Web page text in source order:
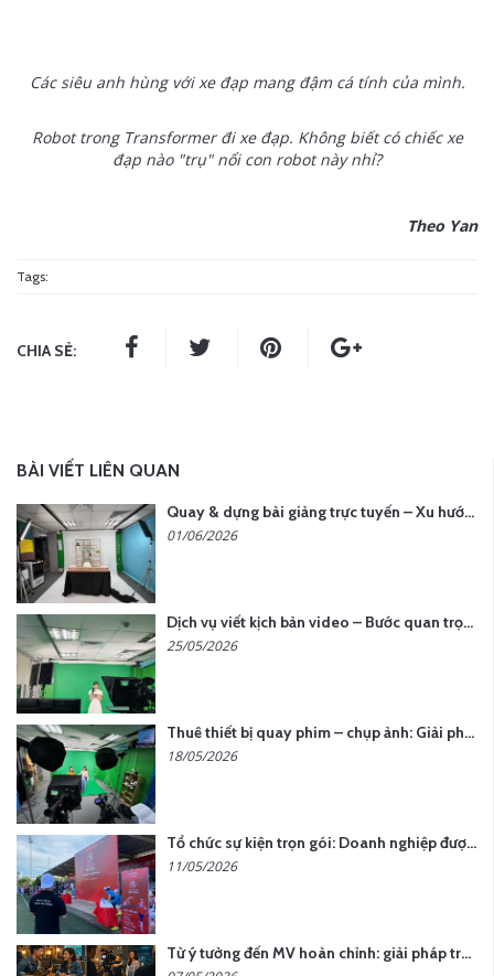
Các siêu anh hùng với xe đạp mang đậm cá tính của mình.
Robot trong Transformer đi xe đạp. Không biết có chiếc xe
đạp nào "trụ" nổi con robot này nhỉ?
Theo Yan
Tags:
CHIA SẺ:
BÀI VIẾT LIÊN QUAN
Quay & dựng bài giảng trực tuyến – Xu hướng đào tạo thời đại số
01/06/2026
Dịch vụ viết kịch bản video – Bước quan trọng quyết định thành công nội dung
25/05/2026
Thuê thiết bị quay phim – chụp ảnh: Giải pháp tối ưu chi phí cho doanh nghiệp
18/05/2026
Tổ chức sự kiện trọn gói: Doanh nghiệp được gì khi chọn đơn vị chuyên nghiệp?
11/05/2026
Từ ý tưởng đến MV hoàn chỉnh: giải pháp trọn gói tại YCN Media